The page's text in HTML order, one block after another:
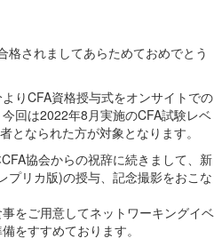
格されましてあらためておめでとう
りCFA資格授与式をオンサイトでの
回は2022年8月実施のCFA試験レベ
となられた方が対象となります。
協会からの祝辞に続きまして、新
プリカ版)の授与、記念撮影をおこな
をご用意してネットワーキングイベ
をすすめております。